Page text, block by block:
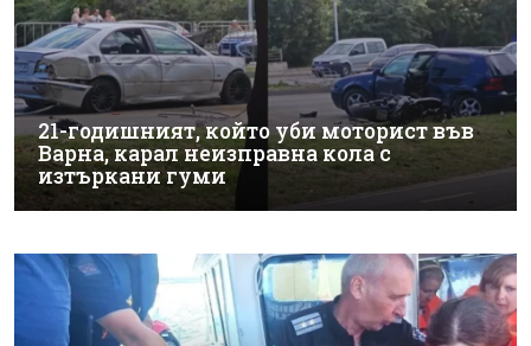
21-годишният, който уби моторист във
Варна, карал неизправна кола с
изтъркани гуми